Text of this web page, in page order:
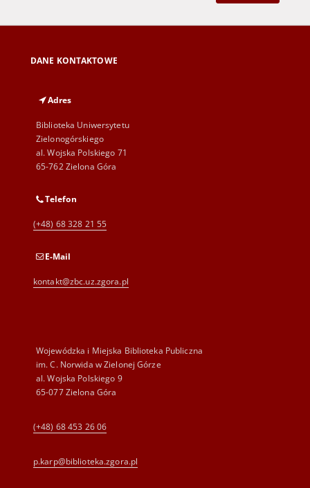
DANE KONTAKTOWE
Adres
Biblioteka Uniwersytetu
Zielonogórskiego
al. Wojska Polskiego 71
65-762 Zielona Góra
Telefon
(+48) 68 328 21 55
E-Mail
kontakt@zbc.uz.zgora.pl
Wojewódzka i Miejska Biblioteka Publiczna
im. C. Norwida w Zielonej Górze
al. Wojska Polskiego 9
65-077 Zielona Góra
(+48) 68 453 26 06
p.karp@biblioteka.zgora.pl